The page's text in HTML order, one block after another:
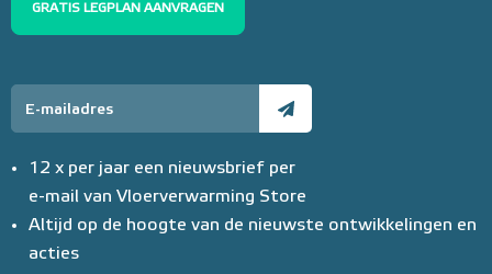
GRATIS LEGPLAN AANVRAGEN
12 x per jaar een nieuwsbrief per
e-mail van Vloerverwarming Store
Altijd op de hoogte van de nieuwste ontwikkelingen en
acties